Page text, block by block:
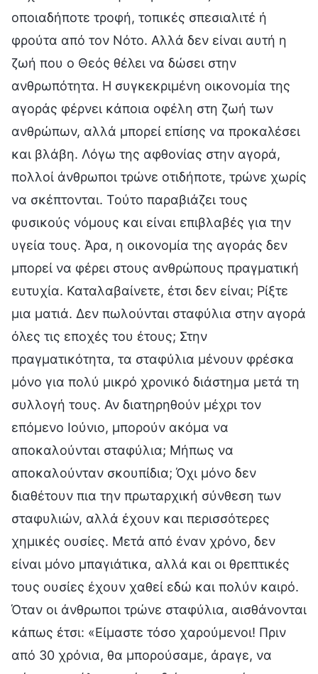
οποιαδήποτε τροφή, τοπικές σπεσιαλιτέ ή
φρούτα από τον Νότο. Αλλά δεν είναι αυτή η
ζωή που ο Θεός θέλει να δώσει στην
ανθρωπότητα. Η συγκεκριμένη οικονομία της
αγοράς φέρνει κάποια οφέλη στη ζωή των
ανθρώπων, αλλά μπορεί επίσης να προκαλέσει
και βλάβη. Λόγω της αφθονίας στην αγορά,
πολλοί άνθρωποι τρώνε οτιδήποτε, τρώνε χωρίς
να σκέπτονται. Τούτο παραβιάζει τους
φυσικούς νόμους και είναι επιβλαβές για την
υγεία τους. Άρα, η οικονομία της αγοράς δεν
μπορεί να φέρει στους ανθρώπους πραγματική
ευτυχία. Καταλαβαίνετε, έτσι δεν είναι; Ρίξτε
μια ματιά. Δεν πωλούνται σταφύλια στην αγορά
όλες τις εποχές του έτους; Στην
πραγματικότητα, τα σταφύλια μένουν φρέσκα
μόνο για πολύ μικρό χρονικό διάστημα μετά τη
συλλογή τους. Αν διατηρηθούν μέχρι τον
επόμενο Ιούνιο, μπορούν ακόμα να
αποκαλούνται σταφύλια; Μήπως να
αποκαλούνταν σκουπίδια; Όχι μόνο δεν
διαθέτουν πια την πρωταρχική σύνθεση των
σταφυλιών, αλλά έχουν και περισσότερες
χημικές ουσίες. Μετά από έναν χρόνο, δεν
είναι μόνο μπαγιάτικα, αλλά και οι θρεπτικές
τους ουσίες έχουν χαθεί εδώ και πολύν καιρό.
Όταν οι άνθρωποι τρώνε σταφύλια, αισθάνονται
κάπως έτσι: «Είμαστε τόσο χαρούμενοι! Πριν
από 30 χρόνια, θα μπορούσαμε, άραγε, να